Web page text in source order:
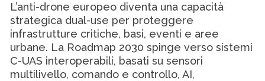
L’anti-drone europeo diventa una capacità
strategica dual-use per proteggere
infrastrutture critiche, basi, eventi e aree
urbane. La Roadmap 2030 spinge verso sistemi
C-UAS interoperabili, basati su sensori
multilivello, comando e controllo, AI,